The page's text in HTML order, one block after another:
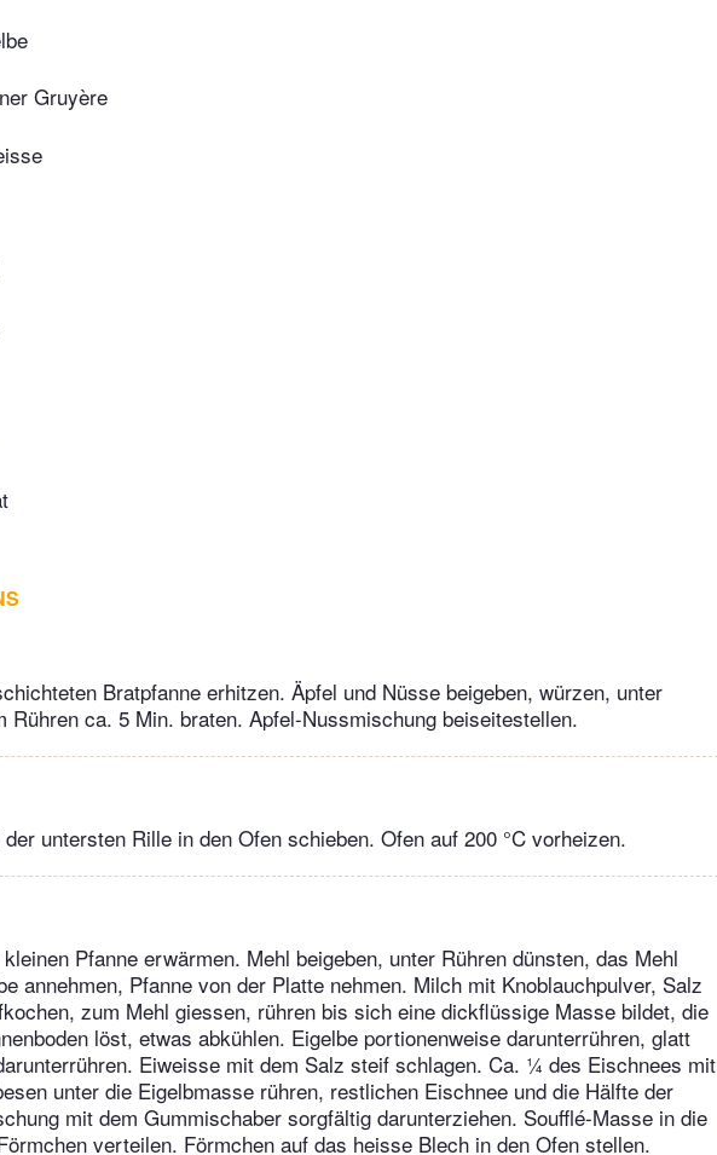
Gruyère
Bratpfanne erhitzen. Äpfel und Nüsse beigeben, würzen, unter
Rühren ca. 5 Min. braten. Apfel-Nussmischung beiseitestellen.
untersten Rille in den Ofen schieben. Ofen auf 200 °C vorheizen.
Pfanne erwärmen. Mehl beigeben, unter Rühren dünsten, das Mehl
annehmen, Pfanne von der Platte nehmen. Milch mit Knoblauchpulver, Salz
zum Mehl giessen, rühren bis sich eine dickflüssige Masse bildet, die
löst, etwas abkühlen. Eigelbe portionenweise darunterrühren, glatt
Eiweisse mit dem Salz steif schlagen. Ca. ¼ des Eischnees mit
unter die Eigelbmasse rühren, restlichen Eischnee und die Hälfte der
mit dem Gummischaber sorgfältig darunterziehen. Soufflé-Masse in die
verteilen. Förmchen auf das heisse Blech in den Ofen stellen.